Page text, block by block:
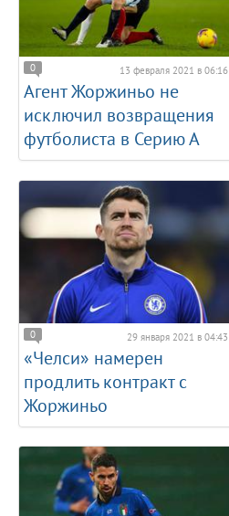
0 13 февраля 2021 в 06:16
Агент Жоржиньо не
исключил возвращения
футболиста в Серию А
0 29 января 2021 в 04:43
«Челси» намерен
продлить контракт с
Жоржиньо